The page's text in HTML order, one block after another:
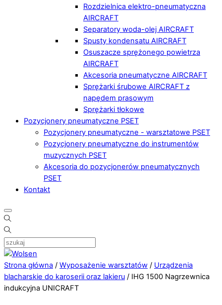
Rozdzielnica elektro-pneumatyczna
AIRCRAFT
Separatory woda-olej AIRCRAFT
Spusty kondensatu AIRCRAFT
Osuszacze sprężonego powietrza
AIRCRAFT
Akcesoria pneumatyczne AIRCRAFT
Sprężarki śrubowe AIRCRAFT z
napędem prasowym
Sprężarki tłokowe
Pozycjonery pneumatyczne PSET
Pozycjonery pneumatyczne - warsztatowe PSET
Pozycjonery pneumatyczne do instrumentów
muzycznych PSET
Akcesoria do pozycjonerów pneumatycznych
PSET
Kontakt
Strona główna / Wyposażenie warsztatów / Urządzenia
blacharskie do karoserii oraz lakieru / IHG 1500 Nagrzewnica
indukcyjna UNICRAFT